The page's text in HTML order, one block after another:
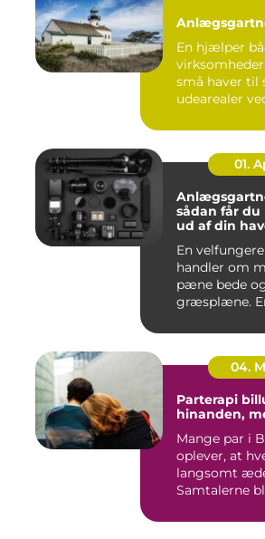
En hjælper både private og
små haver til
udearealer
01.
sådan får
ud af din
En
handler om
pæne bede
græsplæne.
04.
Parterapi billund
hinanden,
Mange par i
oplever, at
langsomt
Samtalerne